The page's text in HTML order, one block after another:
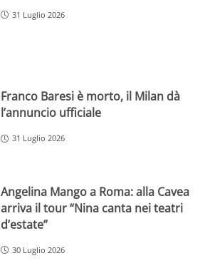
31 Luglio 2026
Franco Baresi è morto, il Milan dà
l’annuncio ufficiale
31 Luglio 2026
Angelina Mango a Roma: alla Cavea
arriva il tour “Nina canta nei teatri
d’estate”
30 Luglio 2026